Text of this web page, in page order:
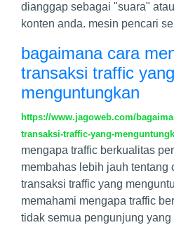
dianggap sebagai "suara"
konten anda. mesin pencari
bagaimana cara
transaksi traffic yang
menguntungkan
https://www.jagoweb.com/
transaksi-traffic-yang-
mengapa traffic berkualitas
membahas lebih jauh tentang
transaksi traffic yang
memahami mengapa traffic
tidak semua pengunjung